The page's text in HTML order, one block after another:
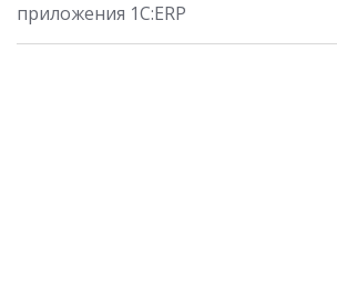
приложения 1С:ERP